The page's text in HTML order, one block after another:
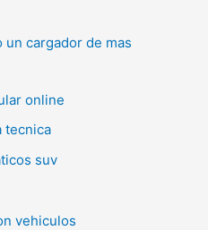
un cargador de mas
online
tecnica
suv
vehiculos